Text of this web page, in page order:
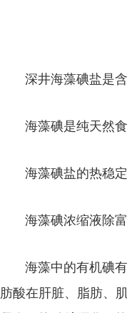
深井海藻碘盐是含
海藻碘是纯天然食
海藻碘盐的热稳定
海藻碘浓缩液除富
海藻中的有机碘有
肪酸在肝脏、脂肪、